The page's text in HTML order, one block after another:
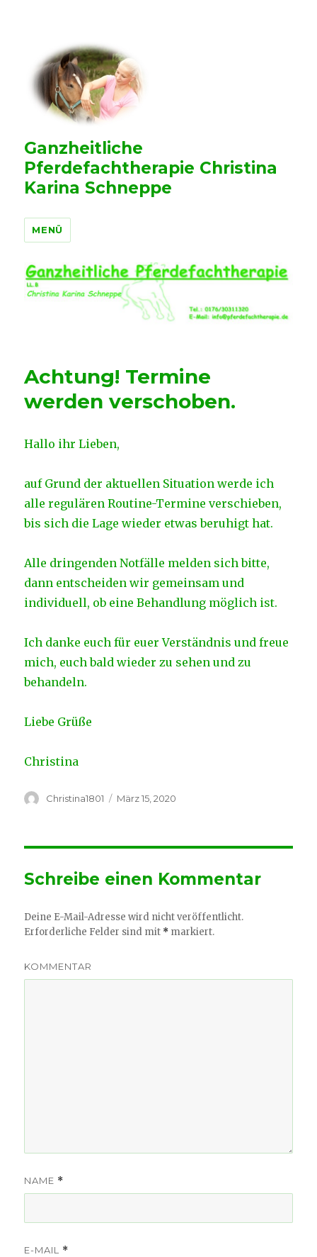
Ganzheitliche
Pferdefachtherapie Christina
Karina Schneppe
MENÜ
Achtung! Termine
werden verschoben.
Hallo ihr Lieben,
auf Grund der aktuellen Situation werde ich
alle regulären Routine-Termine verschieben,
bis sich die Lage wieder etwas beruhigt hat.
Alle dringenden Notfälle melden sich bitte,
dann entscheiden wir gemeinsam und
individuell, ob eine Behandlung möglich ist.
Ich danke euch für euer Verständnis und freue
mich, euch bald wieder zu sehen und zu
behandeln.
Liebe Grüße
Christina
Autor
Christina1801
Veröffentlicht
März 15, 2020
Schreibe einen Kommentar
Deine E-Mail-Adresse wird nicht veröffentlicht.
Erforderliche Felder sind mit * markiert.
KOMMENTAR
NAME *
E-MAIL *